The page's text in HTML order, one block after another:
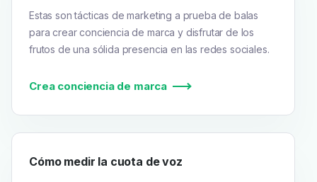
Estas son tácticas de marketing a prueba de balas
para crear conciencia de marca y disfrutar de los
frutos de una sólida presencia en las redes sociales.
Crea conciencia de marca
Cómo medir la cuota de voz